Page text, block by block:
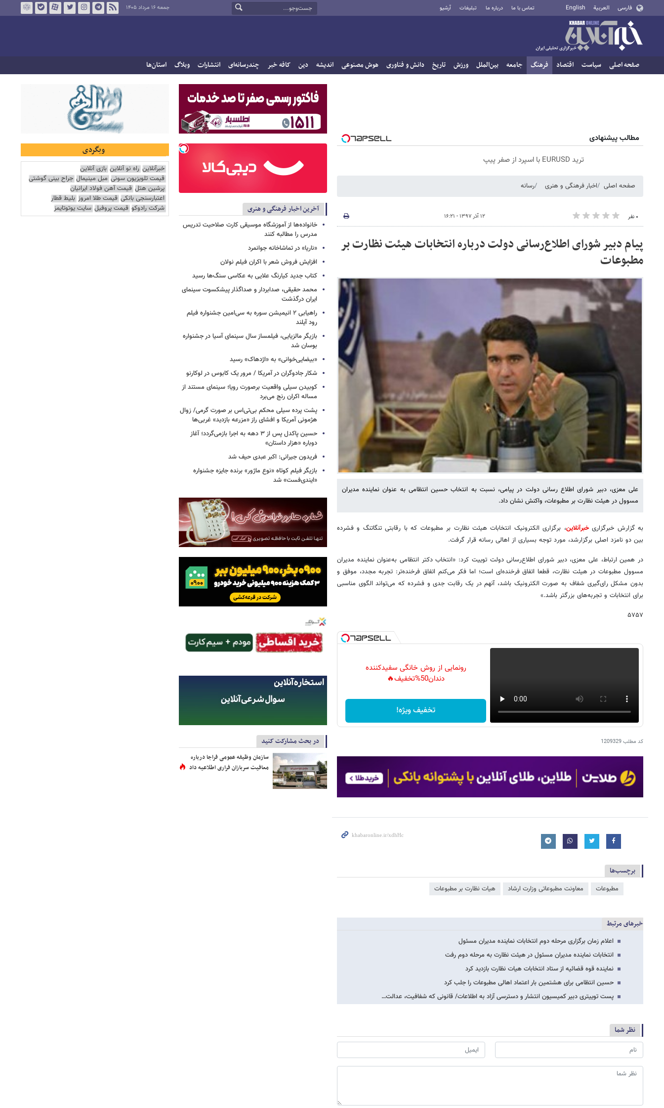
فارسی العربية English تماس با ما درباره ما تبلیغات آرشیو جمعه ۱۶ مرداد ۱۴۰۵
صفحه اصلی سیاست اقتصاد فرهنگ جامعه بین‌الملل ورزش تاریخ دانش و فناوری هوش مصنوعی اندیشه دین کافه خبر چندرسانه‌ای انتشارات وبلاگ استان‌ها
مطالب پیشنهادی
ترید EURUSD با اسپرد از صفر پیپ
صفحه اصلی اخبار فرهنگی و هنری رسانه
۰ نفر ۱۲ آذر ۱۳۹۷ - ۱۶:۲۱
پیام دبیر شورای اطلاع‌رسانی دولت درباره انتخابات هیئت نظارت بر
مطبوعات
علی معزی، دبیر شورای اطلاع رسانی دولت در پیامی، نسبت به انتخاب حسین انتظامی به عنوان نماینده مدیران
مسوول در هیئت نظارت بر مطبوعات، واکنش نشان داد.
به گزارش خبرگزاریخبرآنلاین، برگزاری الکترونیک انتخابات هیئت نظارت بر مطبوعات که با رقابتی تنگاتنگ و فشرده
بین دو نامزد اصلی برگزارشد، مورد توجه بسیاری از اهالی رسانه قرار گرفت.
در همین ارتباط، علی معزی، دبیر شورای اطلاع‌رسانی دولت توییت کرد: «انتخاب دکتر انتظامی به‌عنوان نماینده مدیران
مسوول مطبوعات در هیئت نظارت، قطعا اتفاق فرخنده‌ای است؛ اما فکر می‌کنم اتفاق فرخنده‌تر: تجربه مجدد، موفق و
بدون مشکل رای‌گیری شفاف به صورت الکترونیک باشد، آنهم در یک رقابت جدی و فشرده که می‌تواند الگوی مناسبی
برای انتخابات و تجربه‌های بزرگتر باشد.»
۵۷۵۷
رونمایی از روش خانگی سفیدکننده
دندان50%تخفیف🔥
تخفیف ویژه!
کد مطلب1209329
برچسب‌ها
مطبوعات معاونت مطبوعاتی وزارت ارشاد هیات نظارت بر مطبوعات
خبرهای مرتبط
اعلام زمان برگزاری مرحله دوم انتخابات نماینده مدیران مسئول
انتخابات نماینده مدیران مسئول در هیئت نظارت به مرحله دوم رفت
نماینده قوه قضائیه از ستاد انتخابات هیات نظارت بازدید کرد
حسین انتظامی برای هشتمین بار اعتماد اهالی مطبوعات را جلب کرد
پست توییتری دبیر کمیسیون انتشار و دسترسی آزاد به اطلاعات/ قانونی که شفافیت، عدالت…
نظر شما
آخرین اخبار فرهنگی و هنری
خانواده‌ها از آموزشگاه موسیقی کارت صلاحیت تدریس
مدرس را مطالبه کنند
«ناریا» در تماشاخانه جوانمرد
افزایش فروش شعر با اکران فیلم نولان
کتاب جدید کیارنگ علایی به عکاسی سنگ‌ها رسید
محمد حقیقی، صدابردار و صداگذار پیشکسوت سینمای
ایران درگذشت
راهیابی ۲ انیمیشن سوره به سی‌امین جشنواره فیلم
رود آیلند
بازیگر مالزیایی، فیلمساز سال سینمای آسیا در جشنواره
بوسان شد
«بیضایی‌خوانی» به «اژدهاک» رسید
شکار جادوگران در آمریکا / مرور یک کابوس در لوکارنو
کوبیدن سیلی واقعیت برصورت رویا؛ سینمای مستند از
مساله اکران رنج می‌برد
پشت پرده سیلی محکم بی‌تی‌اس بر صورت گرمی/ زوال
هژمونی آمریکا و افشای راز «مزرعه بازدید» غربی‌ها
حسین پاکدل پس از ۳ دهه به اجرا بازمی‌گردد؛ آغاز
دوباره «هزار داستان»
فریدون جیرانی: اکبر عبدی حیف شد
بازیگر فیلم کوتاه «نوع ماژور» برنده جایزه جشنواره
«ایندی‌فست» شد
در بحث مشارکت کنید
سازمان وظیفه عمومی فراجا درباره
معافیت سربازان فراری اطلاعیه داد
وبگردی
خبرآنلاین راه نو آنلاین بازی آنلاین
قیمت تلویزیون سونی مبل مینیمال جراح بینی گوشتی
پرشین هتل قیمت آهن فولاد ایرانیان
اعتبارسنجی بانکی قیمت طلا امروز بلیط قطار
شرکت رادوکو قیمت پروفیل سایت یوتوتایمز